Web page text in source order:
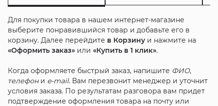
Для покупки товара в нашем интернет-магазине
выберите понравившийся товар и добавьте его в
корзину. Далее перейдите в Корзинуи нажмите на
«Оформить заказ»или «Купить в 1 клик».
Когда оформляете быстрый заказ, напишите ФИО,
телефони e-mail. Вам перезвонит менеджер и уточнит
условия заказа. По результатам разговора вам придет
подтверждение оформления товара на почту или